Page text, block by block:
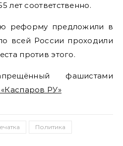
лет соответственно.
реформу предложили в
всей России проходили
против этого.
фашистами
«Каспаров РУ»
Политика